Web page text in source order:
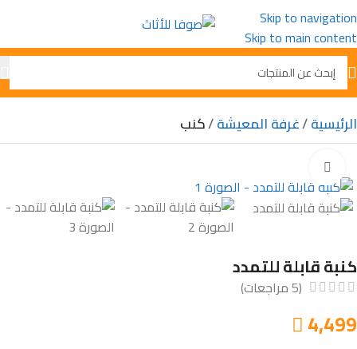
Skip to navigation
Skip to main content
الرئيسية غرفة المعيشة كنب
كنبة قابلة للتمدد
(
5 مراجعات)
 4,499